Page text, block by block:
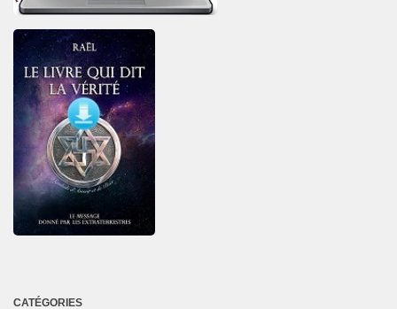
CATÉGORIES